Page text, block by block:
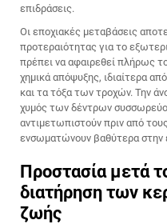
επιδράσεις.
Οι εποχιακές μεταβάσεις
προτεραιότητας για το
πρέπει να αφαιρεθεί πλήρως
χημικά απόψυξης, ιδιαίτερα
και τα τόξα των τροχών. Την
χυμός των δέντρων
αντιμετωπιστούν πριν από
ενσωματώνουν βαθύτερα στην
Προστασία μετά
διατήρηση των
ζωής